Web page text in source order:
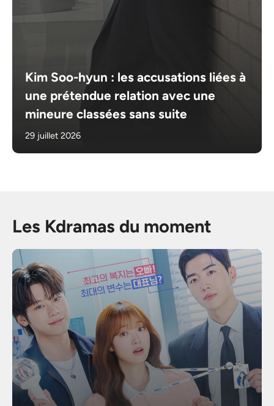
Kim Soo-hyun : les accusations liées à
une prétendue relation avec une
mineure classées sans suite
29 juillet 2026
Les Kdramas du moment